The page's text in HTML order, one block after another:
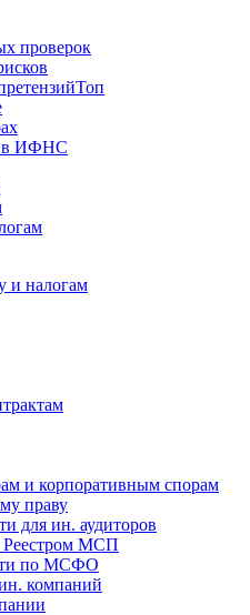
проверок
Топ
в ИФНС
и налогам
и корпоративным спорам
праву
для ин. аудиторов
Реестром МСП
по МСФО
компаний